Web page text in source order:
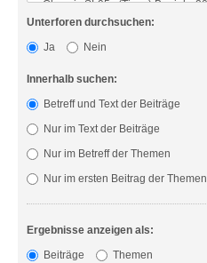
Unterforen durchsuchen:
Ja
Nein
Innerhalb suchen:
Betreff und Text der Beiträge
Nur im Text der Beiträge
Nur im Betreff der Themen
Nur im ersten Beitrag der Themen
Ergebnisse anzeigen als:
Beiträge
Themen